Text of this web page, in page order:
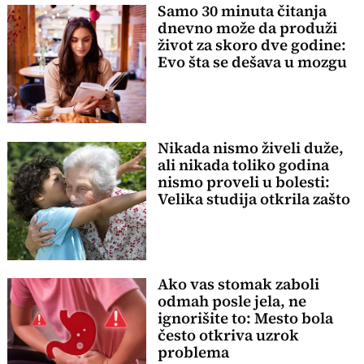
Samo 30 minuta čitanja
dnevno može da produži
život za skoro dve godine:
Evo šta se dešava u mozgu
Nikada nismo živeli duže,
ali nikada toliko godina
nismo proveli u bolesti:
Velika studija otkrila zašto
Ako vas stomak zaboli
odmah posle jela, ne
ignorišite to: Mesto bola
često otkriva uzrok
problema